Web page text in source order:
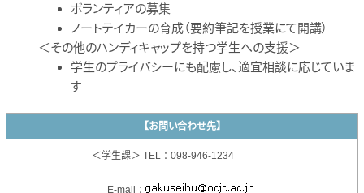
ボランティアの募集
ノートテイカーの育成（要約筆記を授業にて開講）
＜その他のハンディキャップを持つ学生への支援＞
学生のプライバシーにも配慮し、適宜相談に応じていま
す
【お問い合わせ先】
＜学生課＞ TEL ： 098-946-1234
E-mail ：